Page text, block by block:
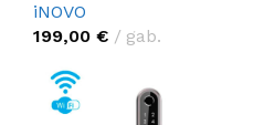
iNOVO
199,00 € gab.